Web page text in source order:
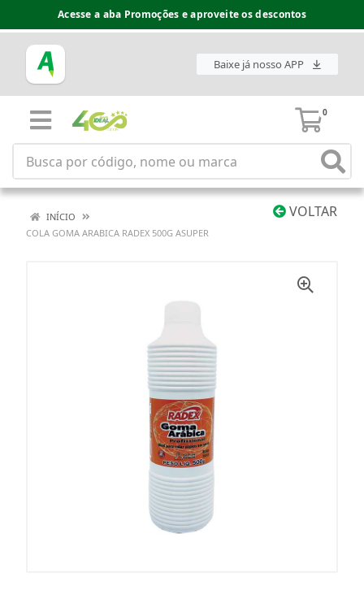
Acesse a aba Promoções e aproveite os descontos
Baixe já nosso APP
0
VOLTAR
INÍCIO
COLA GOMA ARABICA RADEX 500G ASUPER